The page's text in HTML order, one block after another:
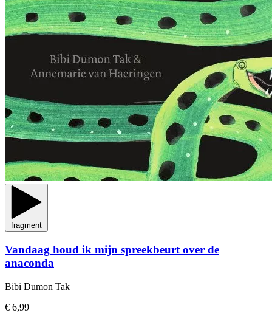
fragment
Vandaag houd ik mijn spreekbeurt over de
anaconda
Bibi Dumon Tak
€ 6,99